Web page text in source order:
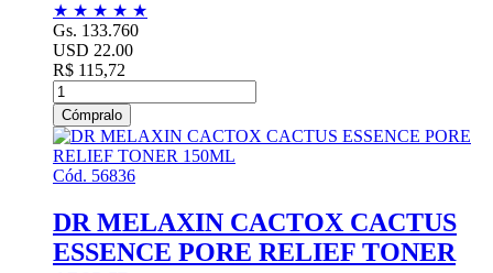
★ ★ ★ ★ ★
Gs. 133.760
USD 22.00
R$ 115,72
Cómpralo
Cód. 56836
DR MELAXIN CACTOX CACTUS
ESSENCE PORE RELIEF TONER